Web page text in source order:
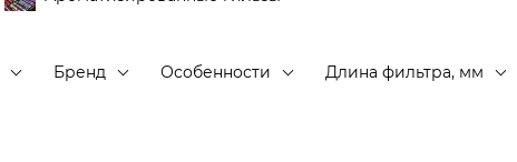
Бренд Особенности Длина фильтра, мм